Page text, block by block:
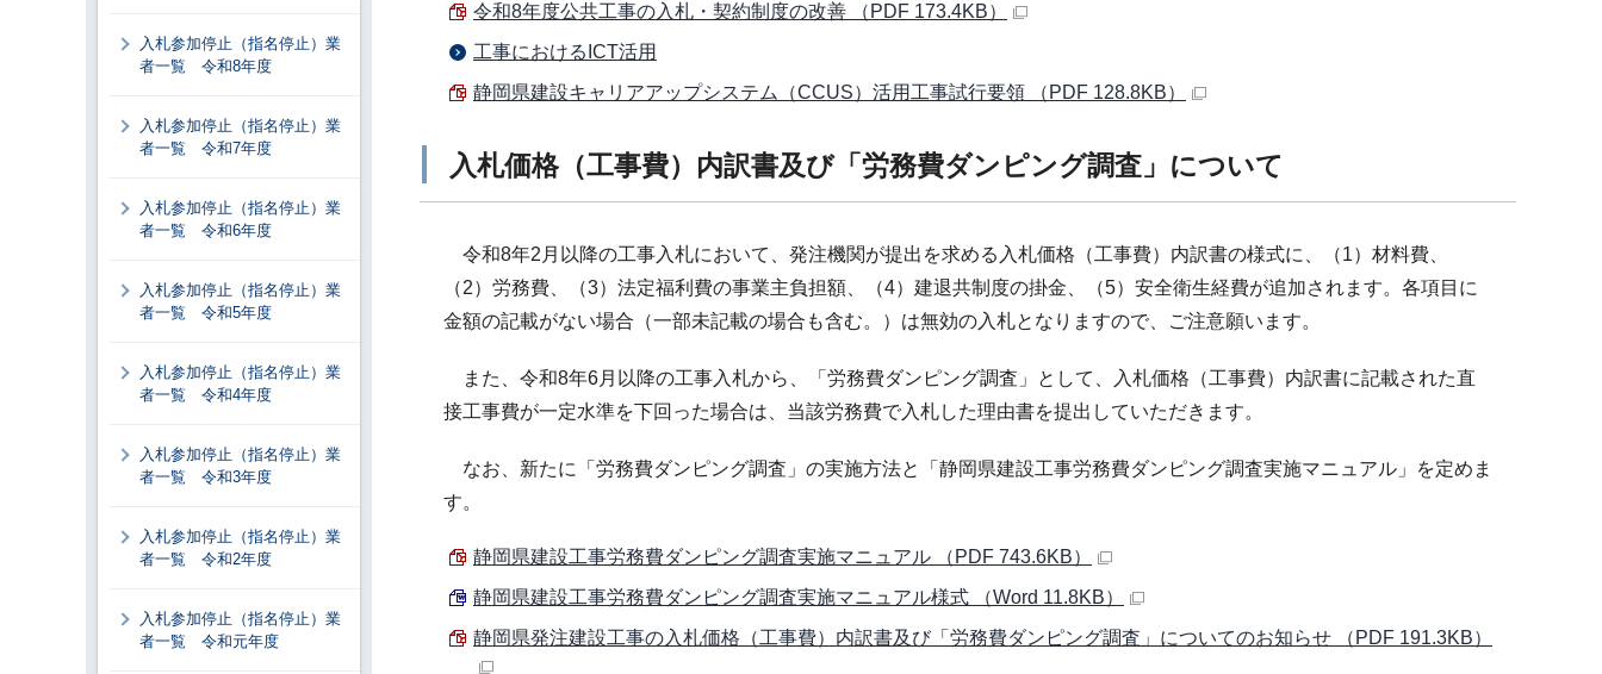
令和8年度公共工事の入札・契約制度の改善 （PDF 173.4KB）
工事におけるICT活用
静岡県建設キャリアアップシステム（CCUS）活用工事試行要領 （PDF 128.8KB）
入札価格（工事費）内訳書及び「労務費ダンピング調査」について
令和8年2月以降の工事入札において、発注機関が提出を求める入札価格（工事費）内訳書の様式に、（1）材料費、
（2）労務費、（3）法定福利費の事業主負担額、（4）建退共制度の掛金、（5）安全衛生経費が追加されます。各項目に
金額の記載がない場合（一部未記載の場合も含む。）は無効の入札となりますので、ご注意願います。
また、令和8年6月以降の工事入札から、「労務費ダンピング調査」として、入札価格（工事費）内訳書に記載された直
接工事費が一定水準を下回った場合は、当該労務費で入札した理由書を提出していただきます。
なお、新たに「労務費ダンピング調査」の実施方法と「静岡県建設工事労務費ダンピング調査実施マニュアル」を定めま
す。
静岡県建設工事労務費ダンピング調査実施マニュアル （PDF 743.6KB）
静岡県建設工事労務費ダンピング調査実施マニュアル様式 （Word 11.8KB）
静岡県発注建設工事の入札価格（工事費）内訳書及び「労務費ダンピング調査」についてのお知らせ （PDF 191.3KB）
入札参加停止（指名停止）業
者一覧 令和8年度
入札参加停止（指名停止）業
者一覧 令和7年度
入札参加停止（指名停止）業
者一覧 令和6年度
入札参加停止（指名停止）業
者一覧 令和5年度
入札参加停止（指名停止）業
者一覧 令和4年度
入札参加停止（指名停止）業
者一覧 令和3年度
入札参加停止（指名停止）業
者一覧 令和2年度
入札参加停止（指名停止）業
者一覧 令和元年度